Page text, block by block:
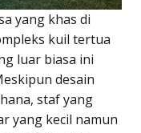
yang khas di
kuil tertua
luar biasa ini
desain
staf yang
yang kecil namun